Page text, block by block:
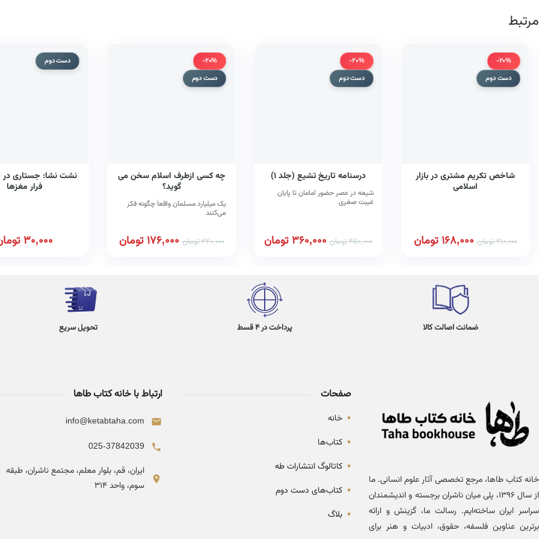
مرتبط
-20%
دست دوم
شاخص تکریم مشتری در بازار
اسلامی
210,000تومان 168,000تومان
-20%
دست دوم
درسنامه تاریخ تشیع (جلد ۱)
شیعه در عصر حضور امامان تا پایان
غیبت صغری
450,000تومان 360,000تومان
-20%
دست دوم
چه کسی ازطرف اسلام سخن می
گوید؟
یک میلیارد مسلمان واقعاً چگونه فکر
می‌کنند
220,000تومان 176,000تومان
دست دوم
نشت نشا: جستاری در
فرار مغزها
30,000
ضمانت اصالت کالا پرداخت در 4 قسط تحویل سریع
خانه کتاب طاها، مرجع تخصصی آثار علوم انسانی. ما
از سال ۱۳۹۶، پلی میان ناشران برجسته و اندیشمندان
سراسر ایران ساخته‌ایم. رسالت ما، گزینش و ارائه
برترین عناوین فلسفه، حقوق، ادبیات و هنر برای
صفحات
• خانه
• کتاب‌ها
• کاتالوگ انتشارات طه
• کتاب‌های دست دوم
• بلاگ
ارتباط با خانه کتاب طاها
info@ketabtaha.com
025-37842039
ایران، قم، بلوار معلم، مجتمع ناشران، طبقه
سوم، واحد ۳۱۴